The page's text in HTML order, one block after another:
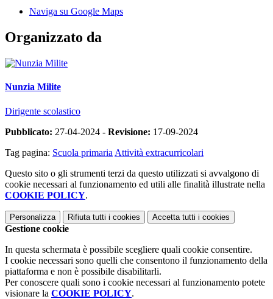
Naviga su Google Maps
Organizzato da
Nunzia Milite
Dirigente scolastico
Pubblicato: 27-04-2024 - Revisione: 17-09-2024
Tag pagina: Scuola primaria Attività extracurricolari
Questo sito o gli strumenti terzi da questo utilizzati si avvalgono di
cookie necessari al funzionamento ed utili alle finalità illustrate nella
COOKIE POLICY.
Personalizza Rifiuta tutti i cookies Accetta tutti i cookies
Gestione cookie
In questa schermata è possibile scegliere quali cookie consentire.
I cookie necessari sono quelli che consentono il funzionamento della
piattaforma e non è possibile disabilitarli.
Per conoscere quali sono i cookie necessari al funzionamento potete
visionare la COOKIE POLICY.